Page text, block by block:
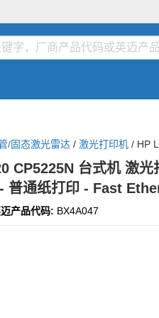
/固态激光雷达 / 激光打印机 / HP
CP5225N 台式机 激
普通纸打印 - Fast
产品代码: BX4A047